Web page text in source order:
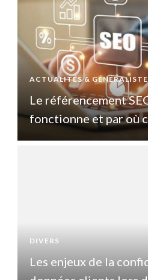
ACTUALITÉS & GÉNÉRALISTE
Le référencement
fonctionne et par où
DIVERS
Les enjeux de la